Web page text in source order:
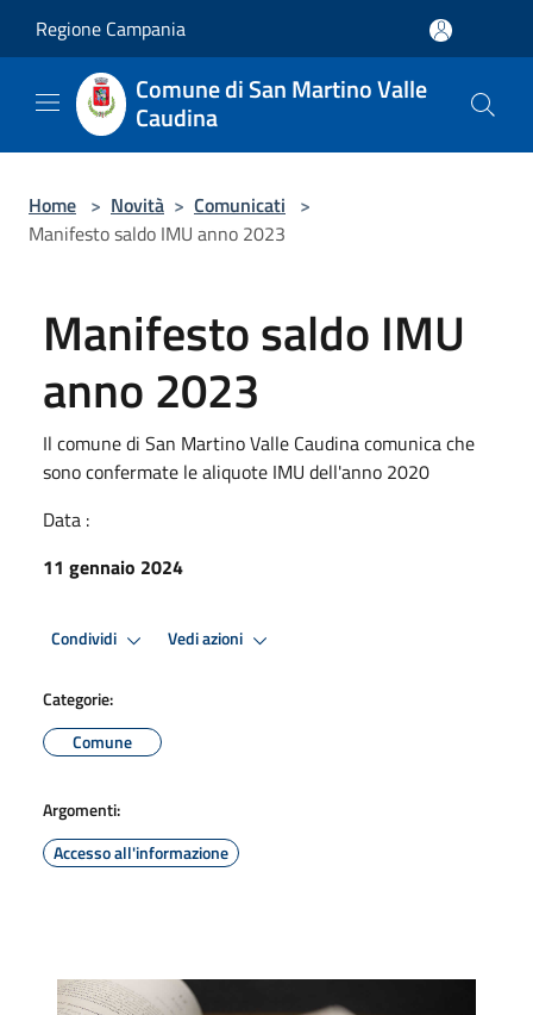
Regione Campania
Comune di San Martino Valle
Caudina
Home > Novità > Comunicati >
Manifesto saldo IMU anno 2023
Manifesto saldo IMU
anno 2023
Il comune di San Martino Valle Caudina comunica che
sono confermate le aliquote IMU dell'anno 2020
Data :
11 gennaio 2024
Condividi Vedi azioni
Categorie:
Comune
Argomenti:
Accesso all'informazione